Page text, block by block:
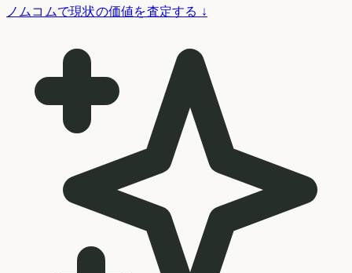
ノムコムで現状の価値を査定する ↓